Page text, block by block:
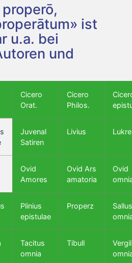
ist
u.a. bei
und
Cicero
Orat.
Cicero
Philos.
Juvenal
Satiren
Livius
Ovid
Amores
Ovid Ars
amatoria
Ovid
Plinius
epistulae
Properz
Tacitus
omnia
Tibull
Vergil